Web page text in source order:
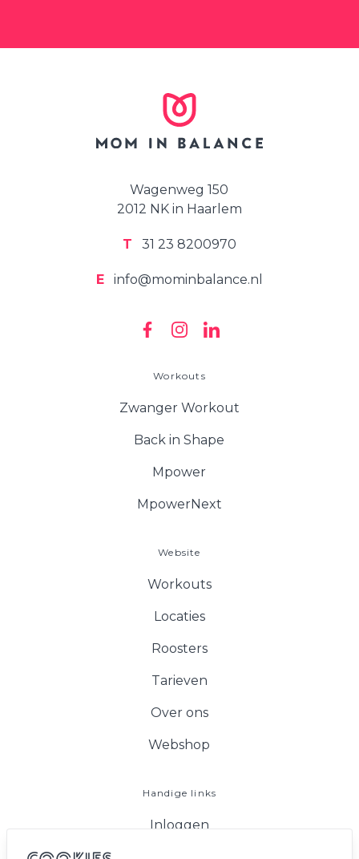
Wagenweg 150
2012 NK in Haarlem
T 31 23 8200970
E info@mominbalance.nl
Workouts
Zwanger Workout
Back in Shape
Mpower
MpowerNext
Website
Workouts
Locaties
Roosters
Tarieven
Over ons
Webshop
Handige links
Inloggen